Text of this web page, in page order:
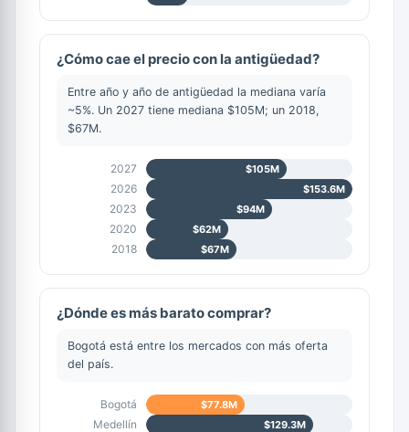
¿Cómo cae el precio con la antigüedad?
Entre año y año de antigüedad la mediana varía
~5%. Un 2027 tiene mediana $105M; un 2018,
$67M.
2027 $105M
2026 $153.6M
2023 $94M
2020 $62M
2018 $67M
¿Dónde es más barato comprar?
Bogotá está entre los mercados con más oferta
del país.
Bogotá $77.8M
Medellín $129.3M